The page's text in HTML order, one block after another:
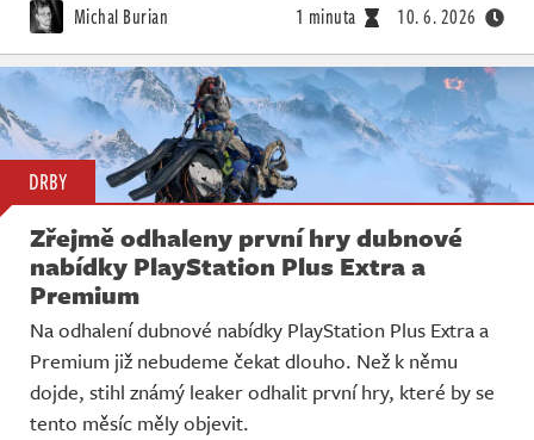
Michal Burian 1 minuta 10. 6. 2026
DRBY
Zřejmě odhaleny první hry dubnové
nabídky PlayStation Plus Extra a
Premium
Na odhalení dubnové nabídky PlayStation Plus Extra a
Premium již nebudeme čekat dlouho. Než k němu
dojde, stihl známý leaker odhalit první hry, které by se
tento měsíc měly objevit.